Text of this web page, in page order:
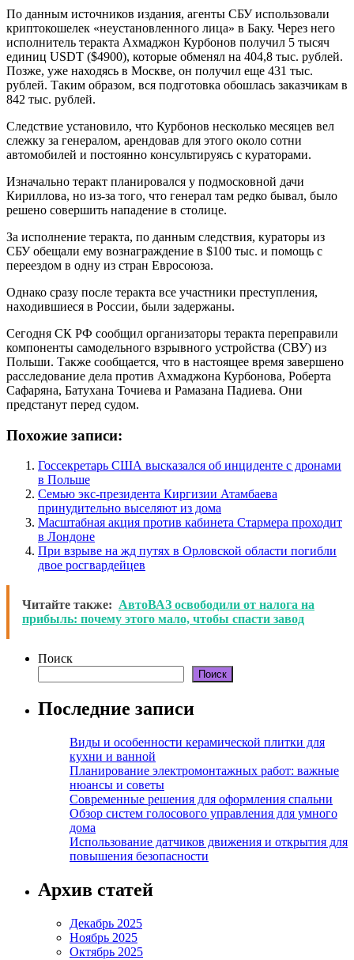
По данным источников издания, агенты СБУ использовали
криптокошелек «неустановленного лица» в Баку. Через него
исполнитель теракта Ахмаджон Курбонов получил 5 тысяч
единиц USDT ($4900), которые обменял на 404,8 тыс. рублей.
Позже, уже находясь в Москве, он получил еще 431 тыс.
рублей. Таким образом, вся подготовка обошлась заказчикам в
842 тыс. рублей.
Следствие установило, что Курбонов несколько месяцев вел
слежку за генералом, арендовав для этого около сотни
автомобилей и постоянно консультируясь с кураторами.
Изначально теракт планировался у подмосковной дачи
Кириллова, но из-за того, что генерал там редко бывал, было
решено совершить нападение в столице.
За исполнение теракта, по данным следствия, кураторы из
СБУ обещали ему вознаграждение в $100 тыс. и помощь с
переездом в одну из стран Евросоюза.
Однако сразу после теракта все участники преступления,
находившиеся в России, были задержаны.
Сегодня СК РФ сообщил организаторы теракта переправили
компоненты самодельного взрывного устройства (СВУ) из
Польши. Также сообщается, что в настоящее время завершено
расследование дела против Ахмаджона Курбонова, Роберта
Сафаряна, Батухана Точиева и Рамазана Падиева. Они
предстанут перед судом.
Похожие записи:
Госсекретарь США высказался об инциденте с дронами
в Польше
Семью экс-президента Киргизии Атамбаева
принудительно выселяют из дома
Масштабная акция против кабинета Стармера проходит
в Лондоне
При взрыве на жд путях в Орловской области погибли
двое росгвардейцев
Читайте также: АвтоВАЗ освободили от налога на
прибыль: почему этого мало, чтобы спасти завод
Поиск
Поиск
Последние записи
Виды и особенности керамической плитки для
кухни и ванной
Планирование электромонтажных работ: важные
нюансы и советы
Современные решения для оформления спальни
Обзор систем голосового управления для умного
дома
Использование датчиков движения и открытия для
повышения безопасности
Архив статей
Декабрь 2025
Ноябрь 2025
Октябрь 2025